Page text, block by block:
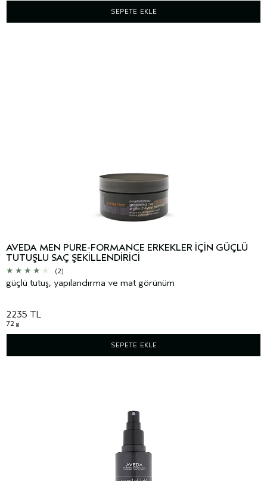
SEPETE EKLE
AVEDA MEN PURE-FORMANCE ERKEKLER IÇIN GÜÇLÜ
TUTUŞLU SAÇ ŞEKILLENDIRICI
(2)
güçlü tutuş, yapılandırma ve mat görünüm
2235 TL
72 g
SEPETE EKLE